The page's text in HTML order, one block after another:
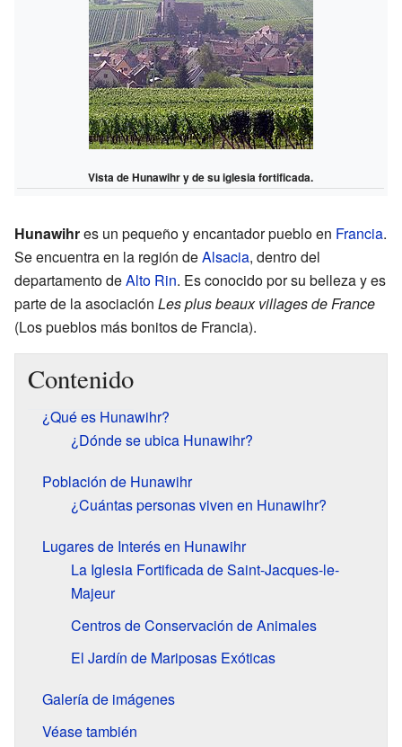
Vista de Hunawihr y de su iglesia fortificada.
Hunawihres un pequeño y encantador pueblo en Francia.
Se encuentra en la región deAlsacia, dentro del
departamento deAlto Rin. Es conocido por su belleza y es
parte de la asociación Les plus beaux villages de France
(Los pueblos más bonitos de Francia).
Contenido
¿Qué es Hunawihr?
¿Dónde se ubica Hunawihr?
Población de Hunawihr
¿Cuántas personas viven en Hunawihr?
Lugares de Interés en Hunawihr
La Iglesia Fortificada de Saint-Jacques-le-
Majeur
Centros de Conservación de Animales
El Jardín de Mariposas Exóticas
Galería de imágenes
Véase también